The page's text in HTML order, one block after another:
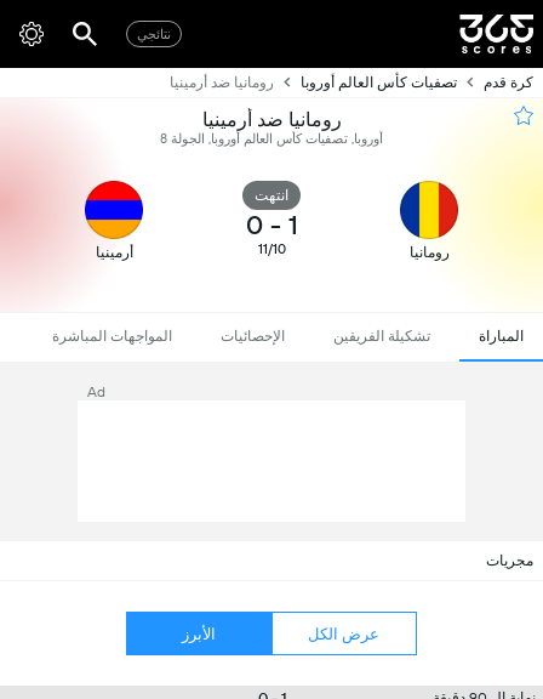
نتائجي
كرة قدم تصفيات كأس العالم أوروبا رومانيا ضد أرمينيا
رومانيا ضد أرمينيا
أوروبا, تصفيات كأس العالم أوروبا, الجولة 8
رومانيا
انتهت
1
-
0
11/10 أرمينيا
المباراة تشكيلة الفريقين الإحصائيات المواجهات المباشرة
Ad
مجريات
عرض الكل الأبرز